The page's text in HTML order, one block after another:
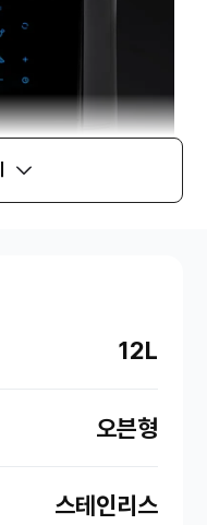
12L
오븐형
스테인리스